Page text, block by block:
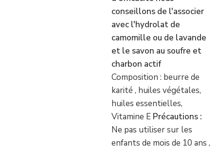
conseillons de l'associer
avec l'hydrolat de
camomille ou de lavande
et le savon au soufre et
charbon actif
Composition : beurre de
karité , huiles végétales,
huiles essentielles,
Vitamine E Précautions :
Ne pas utiliser sur les
enfants de mois de 10 ans ,